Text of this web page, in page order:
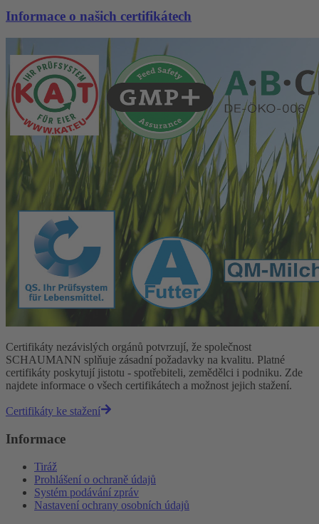
Informace o našich certifikátech
Certifikáty nezávislých orgánů potvrzují, že společnost
SCHAUMANN splňuje zásadní požadavky na kvalitu. Platné
certifikáty poskytují jistotu - spotřebiteli, zemědělci i podniku. Zde
najdete informace o všech certifikátech a možnost jejich stažení.
Certifikáty ke stažení
Informace
Tiráž
Prohlášení o ochraně údajů
Systém podávání zpráv
Nastavení ochrany osobních údajů